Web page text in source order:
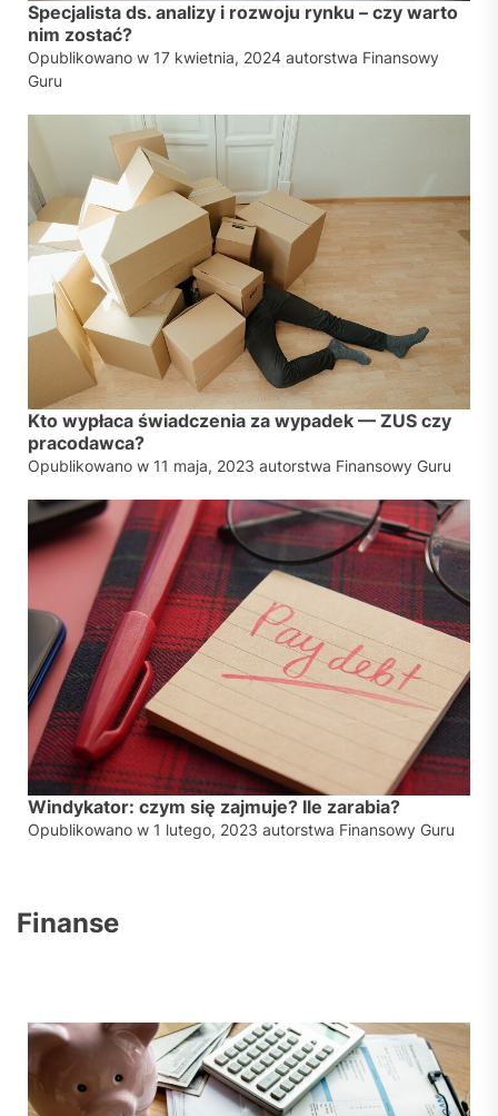
Specjalista ds. analizy i rozwoju rynku – czy warto
nim zostać?
Opublikowano w 17 kwietnia, 2024 autorstwa Finansowy
Guru
Kto wypłaca świadczenia za wypadek — ZUS czy
pracodawca?
Opublikowano w 11 maja, 2023 autorstwa Finansowy Guru
Windykator: czym się zajmuje? Ile zarabia?
Opublikowano w 1 lutego, 2023 autorstwa Finansowy Guru
Finanse